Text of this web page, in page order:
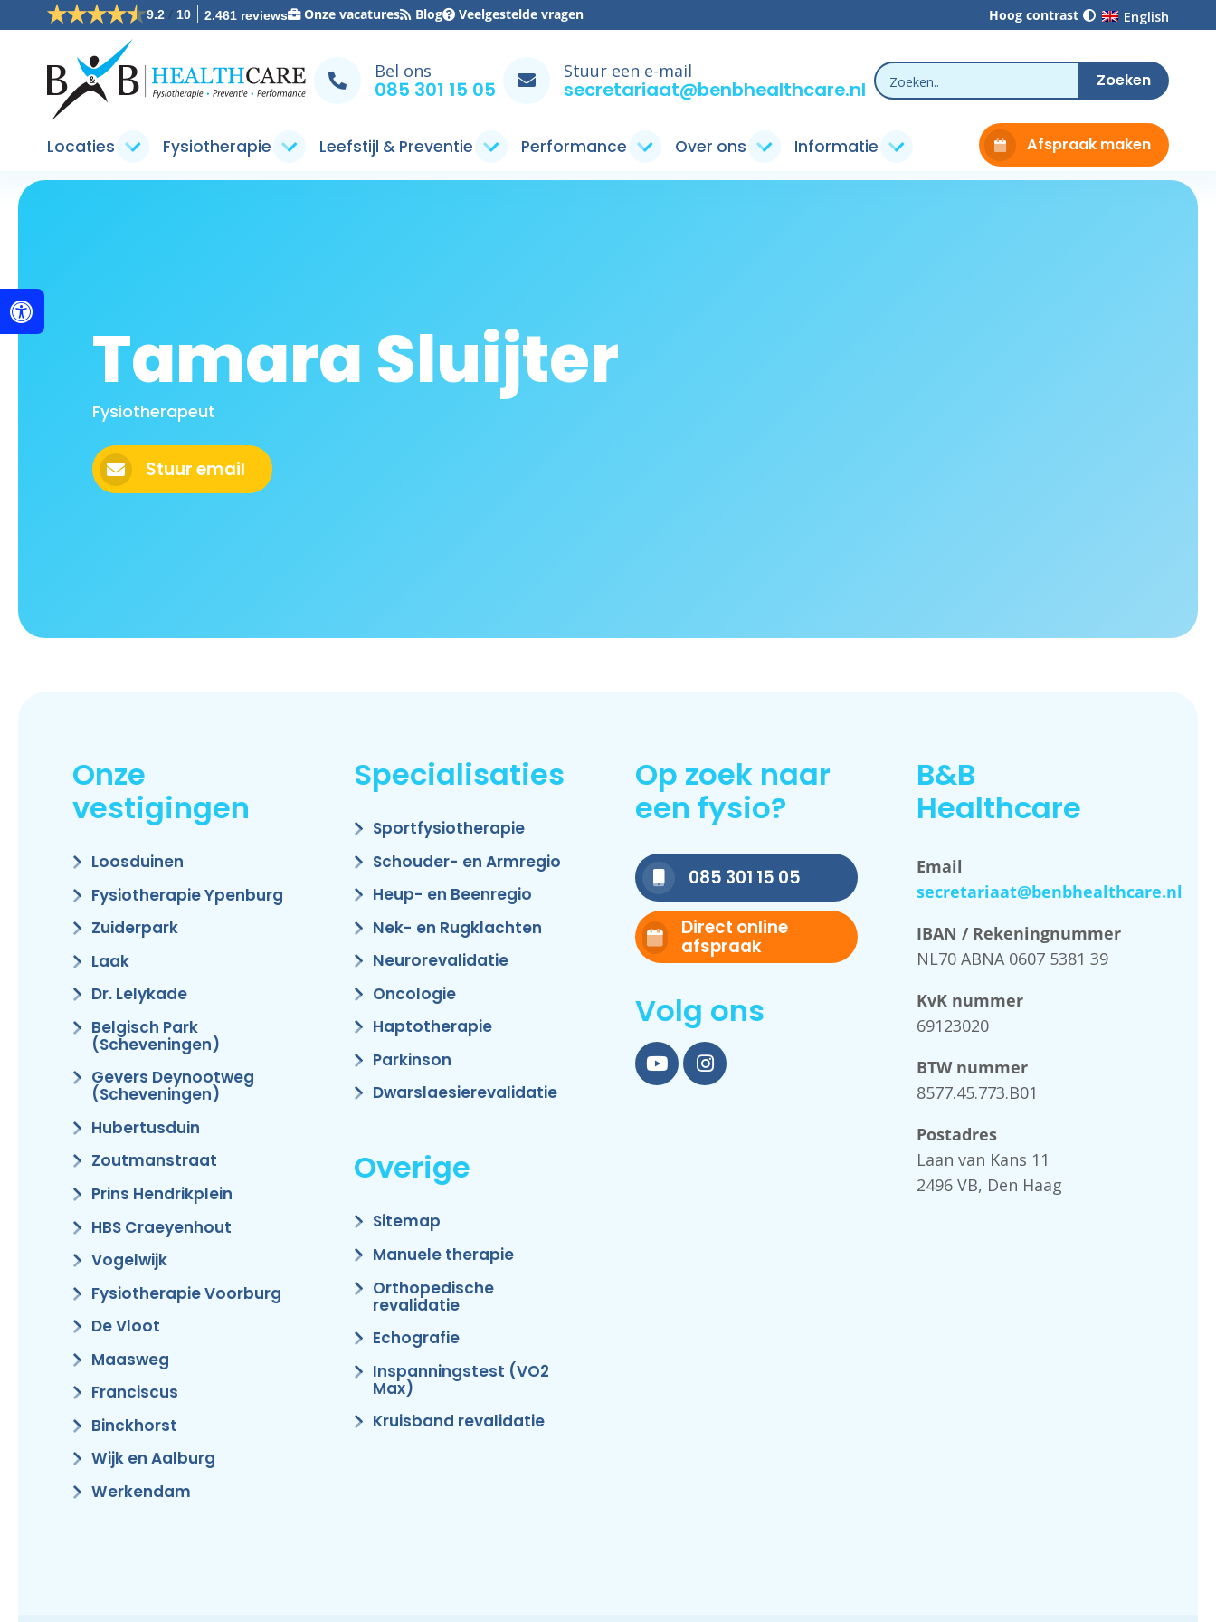
9.2 / 10 2.461 reviews Onze vacatures Blog Veelgestelde vragen Hoog contrast English
Bel ons
085 301 15 05
Stuur een e-mail
secretariaat@benbhealthcare.nl
Locaties Fysiotherapie Leefstijl & Preventie Performance Over ons Informatie Afspraak maken
Tamara Sluijter
Fysiotherapeut
Stuur email
Onze
vestigingen
Loosduinen
Fysiotherapie Ypenburg
Zuiderpark
Laak
Dr. Lelykade
Belgisch Park
(Scheveningen)
Gevers Deynootweg
(Scheveningen)
Hubertusduin
Zoutmanstraat
Prins Hendrikplein
HBS Craeyenhout
Vogelwijk
Fysiotherapie Voorburg
De Vloot
Maasweg
Franciscus
Binckhorst
Wijk en Aalburg
Werkendam
Specialisaties
Sportfysiotherapie
Schouder- en Armregio
Heup- en Beenregio
Nek- en Rugklachten
Neurorevalidatie
Oncologie
Haptotherapie
Parkinson
Dwarslaesierevalidatie
Overige
Sitemap
Manuele therapie
Orthopedische
revalidatie
Echografie
Inspanningstest (VO2
Max)
Kruisband revalidatie
Op zoek naar
een fysio?
085 301 15 05
Direct online
afspraak
Volg ons
YouTubeInstagram
B&B
Healthcare
Email
secretariaat@benbhealthcare.nl
IBAN / Rekeningnummer
NL70 ABNA 0607 5381 39
KvK nummer
69123020
BTW nummer
8577.45.773.B01
Postadres
Laan van Kans 11
2496 VB, Den Haag